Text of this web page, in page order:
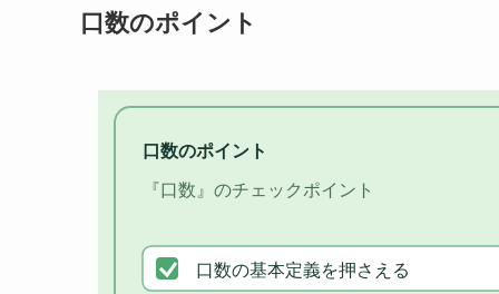
口数のポイント
口数のポイント
『口数』のチェックポイント
口数の基本定義を押さえる